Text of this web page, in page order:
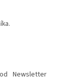
Newsletter